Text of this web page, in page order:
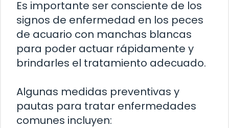
Es importante ser consciente de los
signos de enfermedad en los peces
de acuario con manchas blancas
para poder actuar rápidamente y
brindarles el tratamiento adecuado.
Algunas medidas preventivas y
pautas para tratar enfermedades
comunes incluyen: